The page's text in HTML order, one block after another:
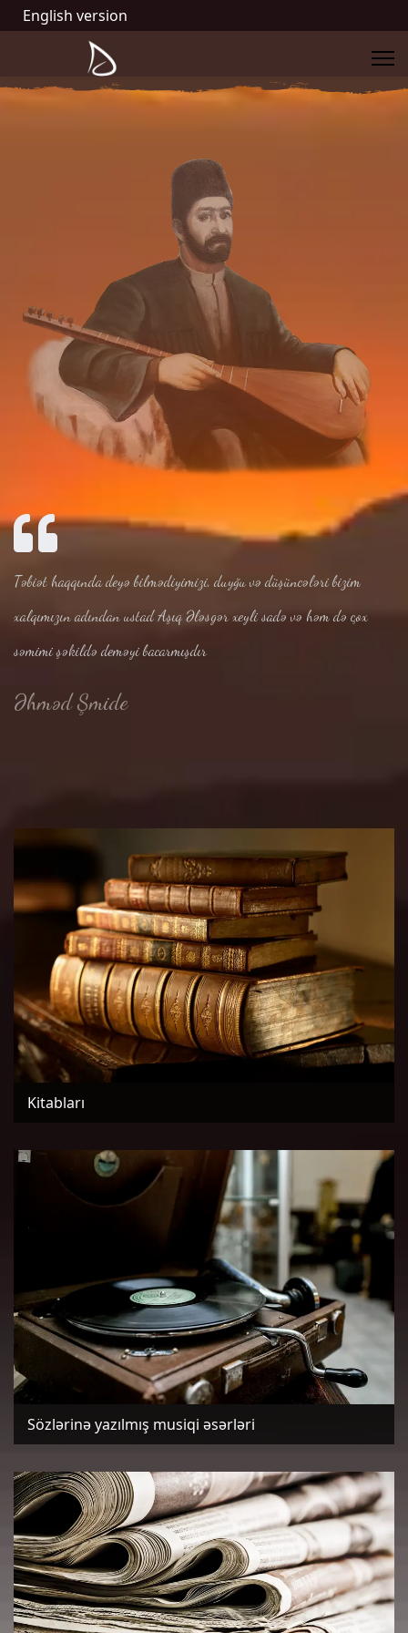
English version
Təbiət haqqında deyə bilmədiyimizi, duyğu və düşüncələri bizim
xalqımızın adından ustad Aşıq Ələsgər xeyli sadə və həm də çox
səmimi şəkildə deməyi bacarmışdır
Əhməd Şmide
Kitabları
Sözlərinə yazılmış musiqi əsərləri